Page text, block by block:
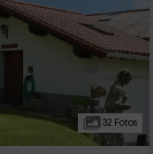
32 Fotos